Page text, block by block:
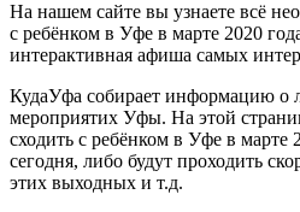
На нашем сайте вы узнаете всё
с ребёнком в Уфе в марте 2020
интерактивная афиша самых
КудаУфа собирает информацию о
мероприятих Уфы. На этой
сходить с ребёнком в Уфе в марте
сегодня, либо будут проходить
этих выходных и т.д.